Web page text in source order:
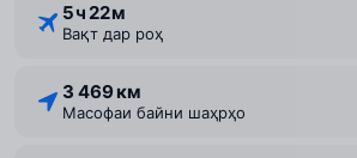
5 ⁠ч 22 ⁠м
Вақт дар роҳ
3 469 км
Масофаи байни шаҳрҳо